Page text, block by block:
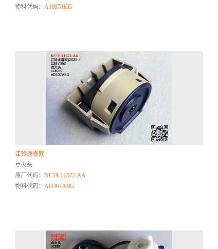
物料代码： A10070KG
江铃途睿欧
点火头
原厂代码：NC19-11572-AA
物料代码： AD307ABG